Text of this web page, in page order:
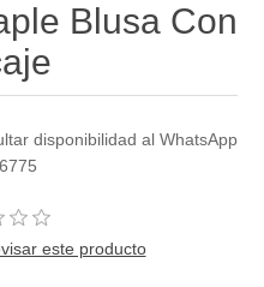
Blusa Con
disponibilidad al WhatsApp
este producto